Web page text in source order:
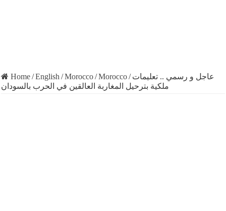
Home/English /Morocco/Morocco/ عاجل و رسمي .. تعليمات
ملكية بترحيل المغاربة العالقين في الحرب بالسودان